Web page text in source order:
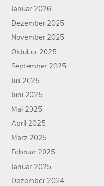
Januar 2026
Dezember 2025
November 2025
Oktober 2025
September 2025
Juli 2025
Juni 2025
Mai 2025
April 2025
März 2025
Februar 2025
Januar 2025
Dezember 2024